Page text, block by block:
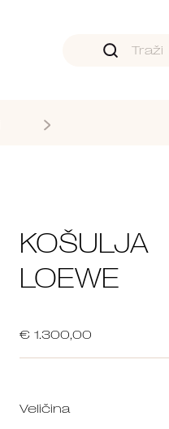
KOŠULJA
LOEWE
€ 1.300,00